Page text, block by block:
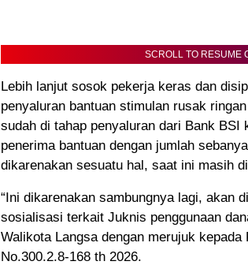
SCROLL TO RESUME
Lebih lanjut sosok pekerja keras dan
penyaluran bantuan stimulan rusak
sudah di tahap penyaluran dari Bank BSI
penerima bantuan dengan jumlah
dikarenakan sesuatu hal, saat ini masih
“Ini dikarenakan sambungnya lagi, akan
sosialisasi terkait Juknis penggunaan
Walikota Langsa dengan merujuk kepada
No.300.2.8-168 th 2026.